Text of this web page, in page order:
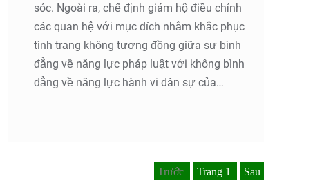
sóc. Ngoài ra, chế định giám hộ điều chỉnh
các quan hệ với mục đích nhằm khắc phục
tình trạng không tương đồng giữa sự bình
đẳng về năng lực pháp luật với không bình
đẳng về năng lực hành vi dân sự của
tài sản, thực hiện các quyền và nghĩa vụ về
Trước Trang 1 Sau